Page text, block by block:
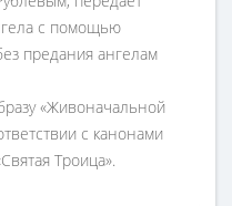
с помощью
предания ангелам
«Живоначальной
с канонами
Троица».